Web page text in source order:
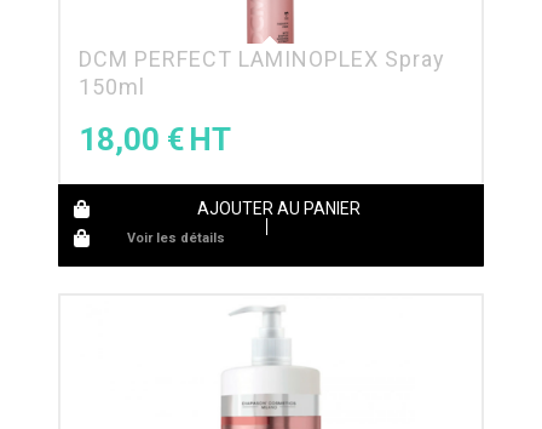
DCM PERFECT LAMINOPLEX Spray
150ml
18,00 €
AJOUTER AU PANIER
Voir les détails